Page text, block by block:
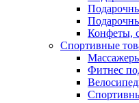
Конфеты,
Спортивные
Фитнес